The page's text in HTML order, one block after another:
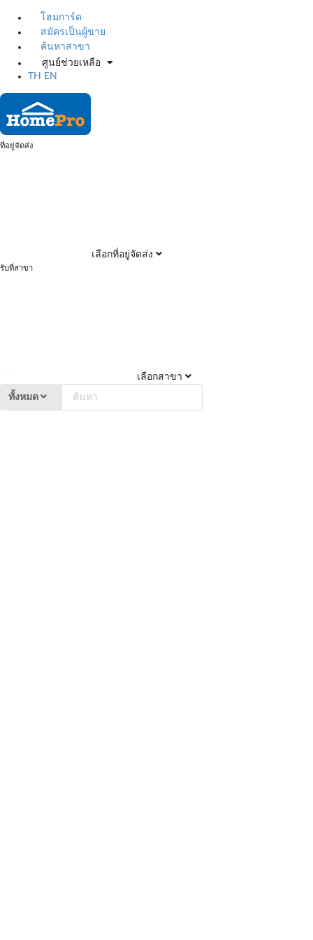
โฮมการ์ด
สมัครเป็นผู้ขาย
ค้นหาสาขา
ศูนย์ช่วยเหลือ
TH
EN
ที่อยู่จัดส่ง
เลือกที่อยู่จัดส่ง
รับที่สาขา
เลือกสาขา
ทั้งหมด